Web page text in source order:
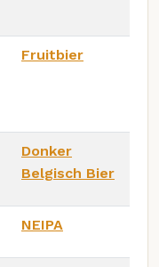
Fruitbier
Donker
Belgisch Bier
NEIPA